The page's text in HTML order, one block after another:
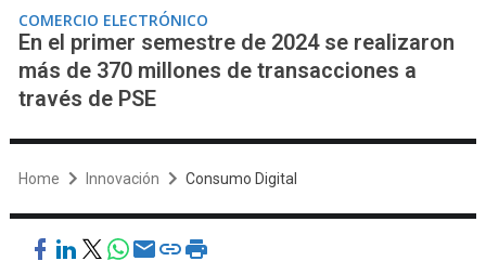
COMERCIO ELECTRÓNICO
En el primer semestre de 2024 se realizaron
más de 370 millones de transacciones a
través de PSE
Home Innovación Consumo Digital